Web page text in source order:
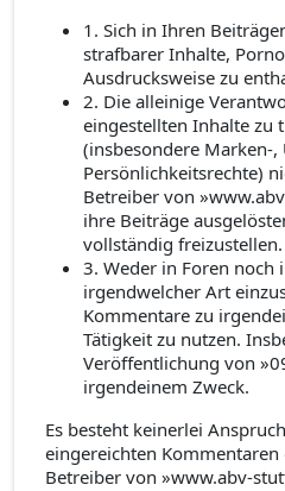
1. Sich in Ihren
strafbarer Inhalte,
Ausdrucksweise zu
2. Die alleinige
eingestellten Inhalte zu
(insbesondere Marken-,
Persönlichkeitsrechte)
Betreiber von
ihre Beiträge
vollständig freizustellen.
3. Weder in Foren noch
irgendwelcher Art
Kommentare zu
Tätigkeit zu nutzen.
Veröffentlichung von
irgendeinem Zweck.
Es besteht keinerlei
eingereichten
Betreiber von »www.abv-